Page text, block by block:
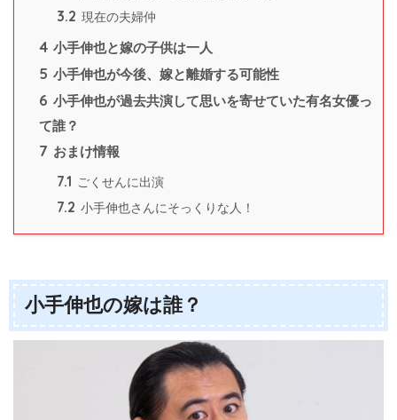
3.2 現在の夫婦仲
4 小手伸也と嫁の子供は一人
5 小手伸也が今後、嫁と離婚する可能性
6 小手伸也が過去共演して思いを寄せていた有名女優っ
て誰？
7 おまけ情報
7.1 ごくせんに出演
7.2 小手伸也さんにそっくりな人！
小手伸也の嫁は誰？